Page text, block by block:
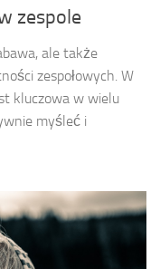
zespole
ale także
zespołowych. W
kluczowa w wielu
myśleć i